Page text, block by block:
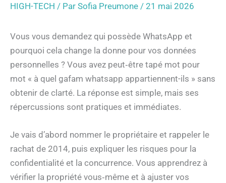
HIGH-TECH / Par Sofia Preumone / 21 mai 2026
Vous vous demandez qui possède WhatsApp et
pourquoi cela change la donne pour vos données
personnelles ? Vous avez peut‑être tapé mot pour
mot « à quel gafam whatsapp appartiennent-ils » sans
obtenir de clarté. La réponse est simple, mais ses
répercussions sont pratiques et immédiates.
Je vais d’abord nommer le propriétaire et rappeler le
rachat de 2014, puis expliquer les risques pour la
confidentialité et la concurrence. Vous apprendrez à
vérifier la propriété vous‑même et à ajuster vos